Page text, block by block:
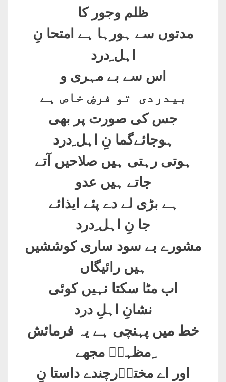
ظلم وجور کا
مدتوں سے ہورہا ہے امتحا نِ
اہل ِدرد
اس سے بے مہری و
بیدردی تو فرضِ خاص ہے
جس کی صورت پر بھی
ہوجائےگما نِ اہل ِدرد
ہوتی رہتی ہیں صلاحیں آتے
جاتے ہیں عدو
ہے بڑی لے دے پئے ایذائے
جا نِ اہل ِدرد
مشورے بے سود ساری کوششیں
ہیں رائیگاں
اب مٹا سکتا نہیں کوئی
نشانِ اہلِ درد
خط میں پہنچی ہے یہ فرمائش
ِمظہرؔ مجھے
اور اے مختاؔرچندے داستا نِ